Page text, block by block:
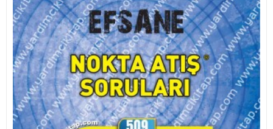
4. SINIF 8. YARIYIL İŞLETME
İKTİSAT
1. SINIF 1. YARIYIL İKTİSAT
1. SINIF 2. YARIYIL İKTİSAT